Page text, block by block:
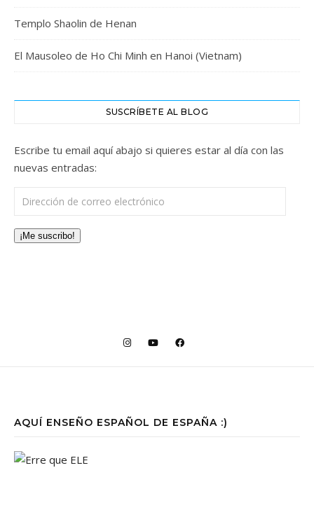
Templo Shaolin de Henan
El Mausoleo de Ho Chi Minh en Hanoi (Vietnam)
SUSCRÍBETE AL BLOG
Escribe tu email aquí abajo si quieres estar al día con las
nuevas entradas:
Dirección de correo electrónico
¡Me suscribo!
AQUÍ ENSEÑO ESPAÑOL DE ESPAÑA :)